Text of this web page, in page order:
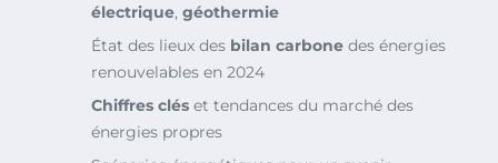
électrique, géothermie
État des lieux des bilan carbone des énergies
renouvelables en 2024
Chiffres clés et tendances du marché des
énergies propres